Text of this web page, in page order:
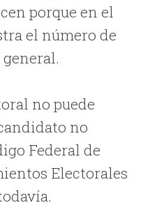
porque en el
el número de
no puede
no
Federal de
Electorales